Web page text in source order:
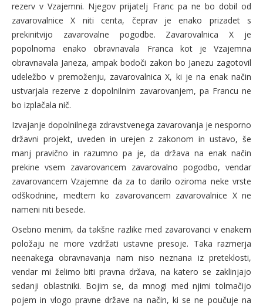
rezerv v Vzajemni. Njegov prijatelj Franc pa ne bo dobil od
zavarovalnice X niti centa, čeprav je enako prizadet s
prekinitvijo zavarovalne pogodbe. Zavarovalnica X je
popolnoma enako obravnavala Franca kot je Vzajemna
obravnavala Janeza, ampak bodoči zakon bo Janezu zagotovil
udeležbo v premoženju, zavarovalnica X, ki je na enak način
ustvarjala rezerve z dopolnilnim zavarovanjem, pa Francu ne
bo izplačala nič.
Izvajanje dopolnilnega zdravstvenega zavarovanja je nesporno
državni projekt, uveden in urejen z zakonom in ustavo, še
manj pravično in razumno pa je, da država na enak način
prekine vsem zavarovancem zavarovalno pogodbo, vendar
zavarovancem Vzajemne da za to darilo oziroma neke vrste
odškodnine, medtem ko zavarovancem zavarovalnice X ne
nameni niti besede.
Osebno menim, da takšne razlike med zavarovanci v enakem
položaju ne more vzdržati ustavne presoje. Taka razmerja
neenakega obravnavanja nam niso neznana iz preteklosti,
vendar mi želimo biti pravna država, na katero se zaklinjajo
sedanji oblastniki. Bojim se, da mnogi med njimi tolmačijo
pojem in vlogo pravne države na način, ki se ne poučuje na